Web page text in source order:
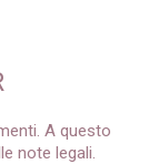
A questo
note legali.